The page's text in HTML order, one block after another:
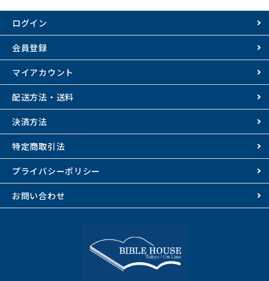
ログイン
会員登録
マイアカウント
配送方法・送料
決済方法
特定商取引法
プライバシーポリシー
お問い合わせ